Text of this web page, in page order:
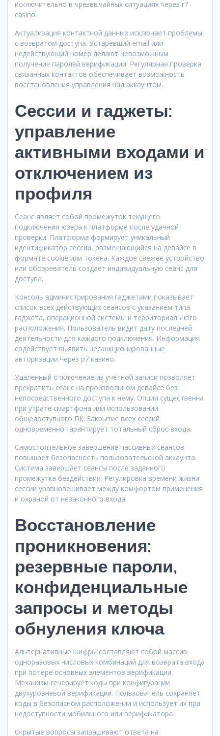
исключительно в чрезвычайных ситуациях через r7
casino.
Актуализация контактной данных исключает проблемы
с возвратом доступа. Устаревший email или
недействующий номер делают невозможным
получение паролей верификации. Регулярная проверка
связанных контактов обеспечивает возможность
восстановления управления над аккаунтом.
Сессии и гаджеты:
управление
активными входами и
отключением из
профиля
Сеанс являет собой промежуток текущего
подключения юзера к платформе после удачной
проверки. Платформа формирует уникальный
идентификатор сессии, размещающийся на девайсе в
формате cookie или токена. Каждое свежее устройство
или обозреватель создаёт индивидуальную сеанс для
доступа.
Консоль администрирования гаджетами показывает
список всех действующих сеансов с указанием типа
гаджета, операционной системы и территориального
расположения. Пользователь видит дату последней
деятельности для каждого подключения. Информация
содействует выявить несанкционированные
авторизации через р7 казино.
Удаленный отключение из учётной записи позволяет
прекратить сеанс на произвольном девайсе без
непосредственного доступа к нему. Опция существенна
при утрате смартфона или использовании
общедоступного ПК. Закрытие всех сессий
одновременно гарантирует тотальный сброс входа.
Самостоятельное завершение пассивных сеансов
повышает безопасность пользовательской аккаунта.
Система завершает сеансы после заданного
промежутка бездействия. Регулировка времени жизни
сессии уравновешивает между комфортом применения
и охраной от незаконного входа.
Восстановление
проникновения:
резервные пароли,
конфиденциальные
запросы и методы
обнуления ключа
Альтернативные шифры составляют собой массив
одноразовых числовых комбинаций для возврата входа
при потере основных элементов верификации.
Механизм генерирует коды при конфигурации
двухуровневой верификации. Пользователь сохраняет
коды в безопасном расположении и использует их при
недоступности мобильного или верификатора.
Скрытые вопросы запрашивают ответа на